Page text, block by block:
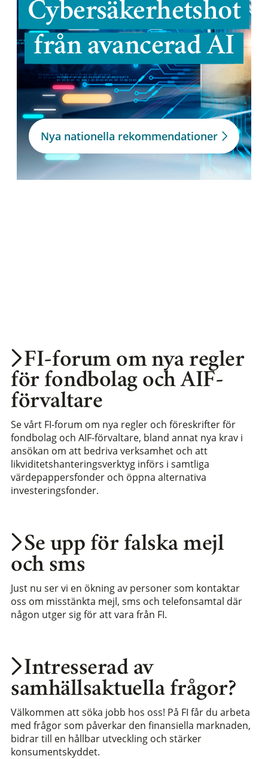
Cybersäkerhetshot
från avancerad AI
Nya nationella rekommendationer
Intresserad av
samhällsaktuella frågor?
Välkommen att söka jobb hos oss! På FI får du arbeta
med frågor som påverkar den finansiella marknaden,
bidrar till en hållbar utveckling och stärker
konsumentskyddet.
Se upp för falska mejl
och sms
Just nu ser vi en ökning av personer som kontaktar
oss om misstänkta mejl, sms och telefonsamtal där
någon utger sig för att vara från FI.
FI-forum om nya regler
för fondbolag och AIF-
förvaltare
Se vårt FI-forum om nya regler och föreskrifter för
fondbolag och AIF-förvaltare, bland annat nya krav i
ansökan om att bedriva verksamhet och att
likviditetshanteringsverktyg införs i samtliga
värdepappersfonder och öppna alternativa
investeringsfonder.